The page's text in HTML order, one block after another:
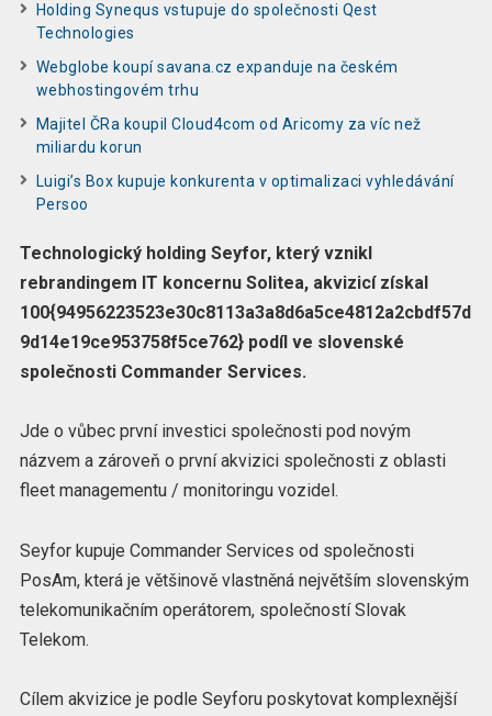
Holding Synequs vstupuje do společnosti Qest
Technologies
Webglobe koupí savana.cz expanduje na českém
webhostingovém trhu
Majitel ČRa koupil Cloud4com od Aricomy za víc než
miliardu korun
Luigi’s Box kupuje konkurenta v optimalizaci vyhledávání
Persoo
Technologický holding Seyfor, který vznikl
rebrandingem IT koncernu Solitea, akvizicí získal
100{94956223523e30c8113a3a8d6a5ce4812a2cbdf57d
9d14e19ce953758f5ce762} podíl ve slovenské
společnosti Commander Services.
Jde o vůbec první investici společnosti pod novým
názvem a zároveň o první akvizici společnosti z oblasti
fleet managementu / monitoringu vozidel.
Seyfor kupuje Commander Services od společnosti
PosAm, která je většinově vlastněná největším slovenským
telekomunikačním operátorem, společností Slovak
Telekom.
Cílem akvizice je podle Seyforu poskytovat komplexnější